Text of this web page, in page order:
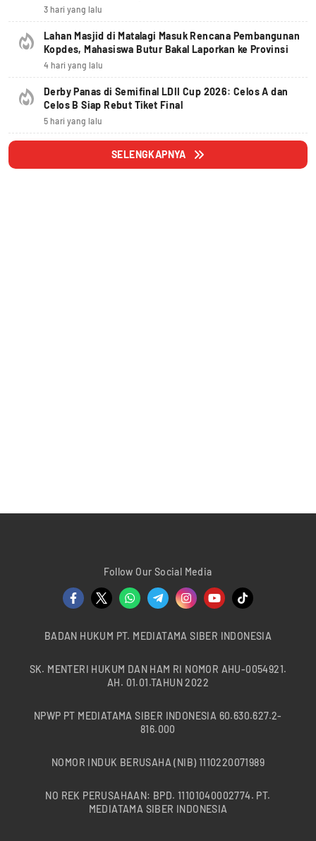
3 hari yang lalu
Lahan Masjid di Matalagi Masuk Rencana Pembangunan
Kopdes, Mahasiswa Butur Bakal Laporkan ke Provinsi
4 hari yang lalu
Derby Panas di Semifinal LDII Cup 2026: Celos A dan
Celos B Siap Rebut Tiket Final
5 hari yang lalu
SELENGKAPNYA
Follow Our Social Media
BADAN HUKUM PT. MEDIATAMA SIBER INDONESIA
SK. MENTERI HUKUM DAN HAM RI NOMOR AHU-0054921.
AH. 01.01.TAHUN 2022
NPWP PT MEDIATAMA SIBER INDONESIA 60.630.627.2-
816.000
NOMOR INDUK BERUSAHA (NIB) 1110220071989
NO REK PERUSAHAAN: BPD. 11101040002774. PT.
MEDIATAMA SIBER INDONESIA